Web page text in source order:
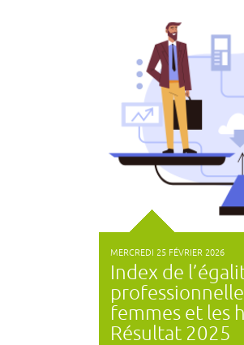
MERCREDI 25 FÉVRIER 2026
Index de
femmes et les
Résultat 2025